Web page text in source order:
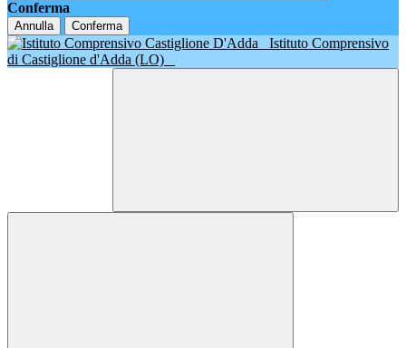
Conferma
Annulla Conferma
Istituto Comprensivo
di Castiglione d'Adda (LO)